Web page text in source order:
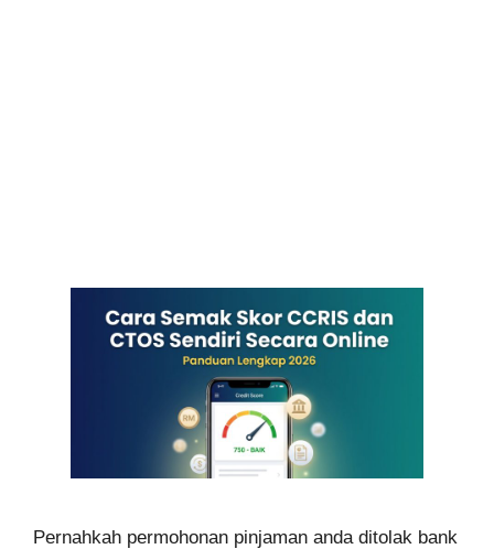
Pernahkah permohonan pinjaman anda ditolak bank